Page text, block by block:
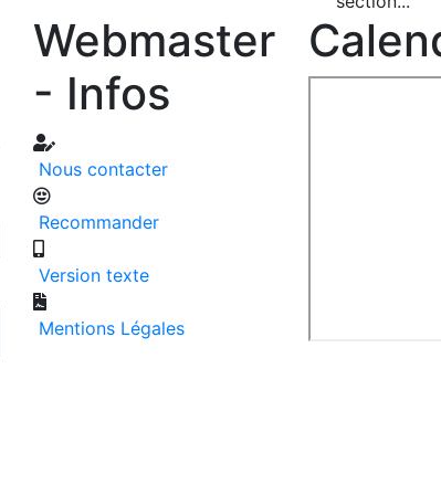
Webmaster
- Infos
Nous contacter
Recommander
Version texte
Mentions Légales